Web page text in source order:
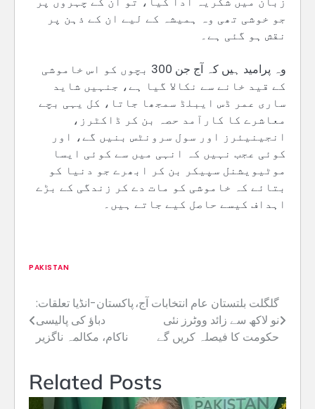
جو خوشی تھی وہ ہمیشہ کے لیے ان کے ذہن پر
نقش ہو گئی ہے۔
وہ پرامید ہیں کہ آج جن 300 بچوں کو اس خاموشی
کے قید خانے سے نکالا گیا ہے، جنہیں شاید
ساری عمر ڈس ایبلڈ سمجھا جاتا، کل یہی بچے
معاشرے کا کارآمد حصہ بن کر ڈاکٹرز،
انجینیئرز اور سول سرونٹس بنیں گے، اور
کوئی عجب نہیں کہ انہی میں سے کوئی ایسا
موٹیویشنل سپیکر بن کر ابھرے جو دنیا کو
بتائے کہ خاموشی کو مات دے کر زندگی کے بڑے
اہداف کیسے حاصل کیے جاتے ہیں۔
PAKISTAN
Post
navigation
پاکستان-انڈیا تعلقات:
دباؤ کی پالیسی
ناکام، مکالمہ ناگزیر
گلگلت بلتستان عام انتخابات آج،
نو لاکھ سے زائد ووٹرز نئی
حکومت کا فیصلہ کریں گے
Related Posts